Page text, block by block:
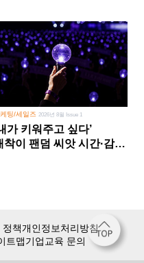
팅/세일즈 2026년 8월 Issue 1
가 키워주고 싶다’
착이 팬덤 씨앗 시간·감정
정책개인정보처리방침
트맵기업교육 문의